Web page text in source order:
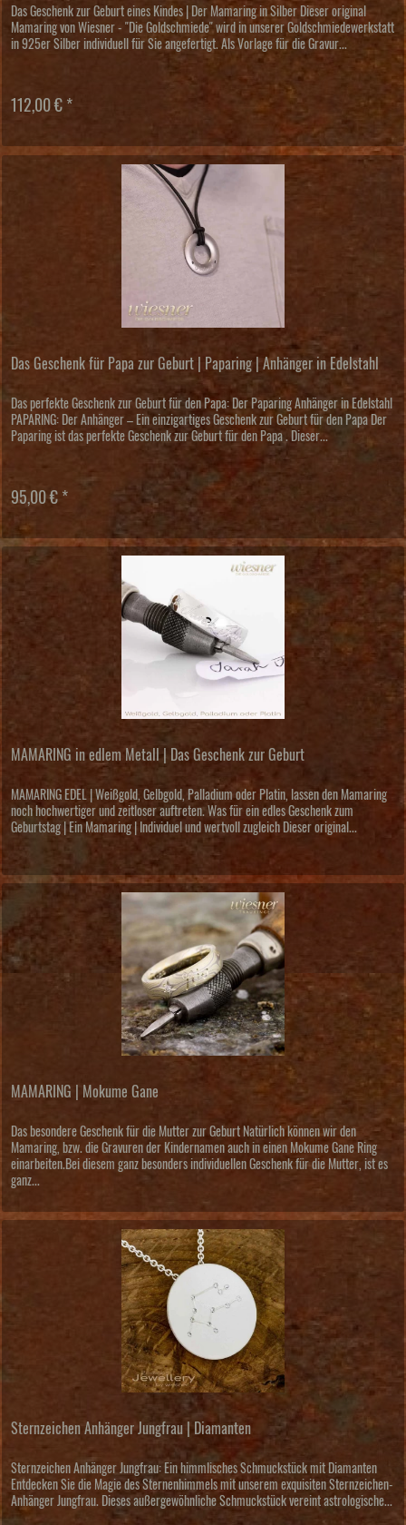
Das Geschenk zur Geburt eines Kindes | Der Mamaring in Silber Dieser original
Mamaring von Wiesner - "Die Goldschmiede" wird in unserer Goldschmiedewerkstatt
in 925er Silber individuell für Sie angefertigt. Als Vorlage für die Gravur...
112,00 € *
Das Geschenk für Papa zur Geburt | Paparing | Anhänger in Edelstahl
Das perfekte Geschenk zur Geburt für den Papa: Der Paparing Anhänger in Edelstahl
PAPARING: Der Anhänger – Ein einzigartiges Geschenk zur Geburt für den Papa Der
Paparing ist das perfekte Geschenk zur Geburt für den Papa . Dieser...
95,00 € *
MAMARING in edlem Metall | Das Geschenk zur Geburt
MAMARING EDEL | Weißgold, Gelbgold, Palladium oder Platin, lassen den Mamaring
noch hochwertiger und zeitloser auftreten. Was für ein edles Geschenk zum
Geburtstag | Ein Mamaring | Individuel und wertvoll zugleich Dieser original...
MAMARING | Mokume Gane
Das besondere Geschenk für die Mutter zur Geburt Natürlich können wir den
Mamaring, bzw. die Gravuren der Kindernamen auch in einen Mokume Gane Ring
einarbeiten.Bei diesem ganz besonders individuellen Geschenk für die Mutter, ist es
ganz...
Sternzeichen Anhänger Jungfrau | Diamanten
Sternzeichen Anhänger Jungfrau: Ein himmlisches Schmuckstück mit Diamanten
Entdecken Sie die Magie des Sternenhimmels mit unserem exquisiten Sternzeichen-
Anhänger Jungfrau. Dieses außergewöhnliche Schmuckstück vereint astrologische...